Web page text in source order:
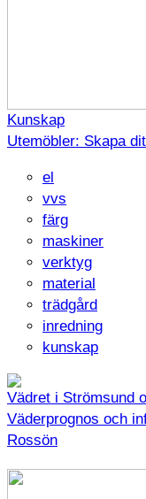
Kunskap
Utemöbler: Skapa
el
vvs
färg
maskiner
verktyg
material
trädgård
inredning
kunskap
Vädret i Strömsund
Väderprognos och
Rossön